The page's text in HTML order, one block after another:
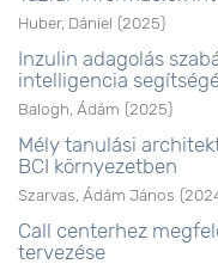
Huber, Dániel (2025)
Inzulin adagolás
intelligencia
Balogh, Ádám (2025)
Mély tanulási
BCI környezetben
Szarvas, Ádám János (
Call centerhez
tervezése